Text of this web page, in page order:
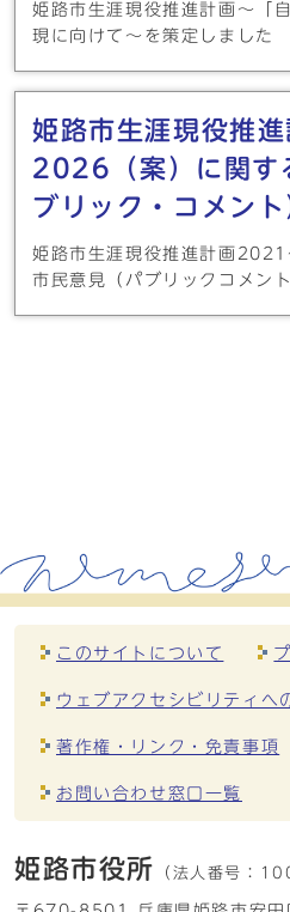
姫路市生涯現役推進計画～「
現に向けて～を策定しました
姫路市生涯現役推
2026（案）に関す
ブリック・コメン
姫路市生涯現役推進計画
市民意見（パブリックコメン
このサイトについて
ウェブアクセシビリティへ
著作権・リンク・免責事項
お問い合わせ窓口一覧
姫路市役所 （法人番号：